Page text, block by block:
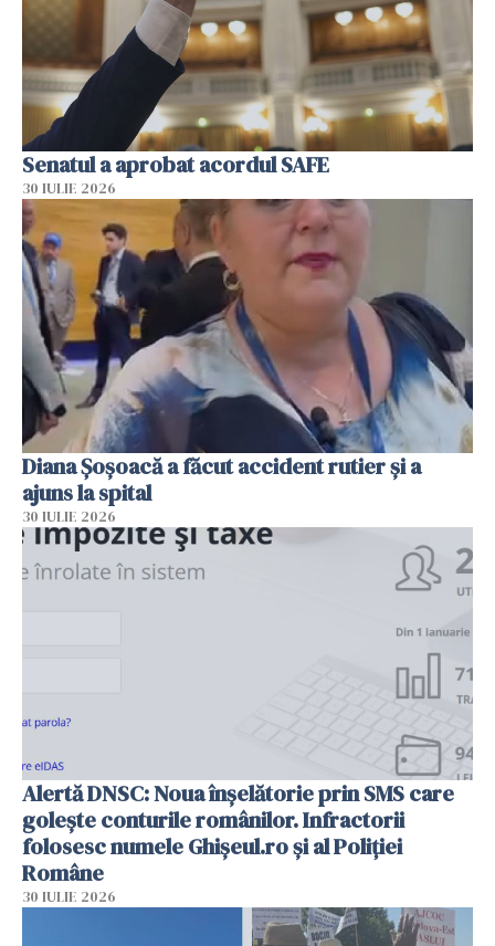
Senatul a aprobat acordul SAFE
30 IULIE 2026
Diana Șoșoacă a făcut accident rutier și a
ajuns la spital
30 IULIE 2026
Alertă DNSC: Noua înșelătorie prin SMS care
golește conturile românilor. Infractorii
folosesc numele Ghișeul.ro și al Poliției
Române
30 IULIE 2026